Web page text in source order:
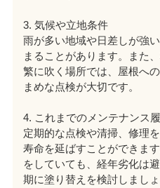
3. 気候や立地条件
雨が多い地域や日差しが強
まることがあります。また
繁に吹く場所では、屋根へ
まめな点検が大切です。
4. これまでのメンテナンス
定期的な点検や清掃、修理
寿命を延ばすことができま
をしていても、経年劣化は
期に塗り替えを検討しましょ